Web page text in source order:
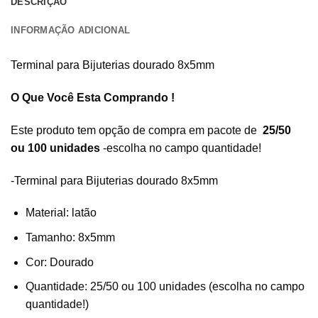
INFORMAÇÃO ADICIONAL
Terminal para Bijuterias dourado 8x5mm
O Que Você Esta Comprando !
Este produto tem opção de compra em pacote de 25/50
ou 100 unidades -escolha no campo quantidade!
-Terminal para Bijuterias dourado 8x5mm
Material: latão
Tamanho: 8x5mm
Cor: Dourado
Quantidade: 25/50 ou 100 unidades (escolha no campo
quantidade!)